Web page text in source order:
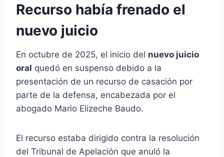
Recurso había frenado el
nuevo juicio
En octubre de 2025, el inicio del nuevo juicio
oral quedó en suspenso debido a la
presentación de un recurso de casación por
parte de la defensa, encabezada por el
abogado Mario Elizeche Baudo.
El recurso estaba dirigido contra la resolución
del Tribunal de Apelación que anuló la